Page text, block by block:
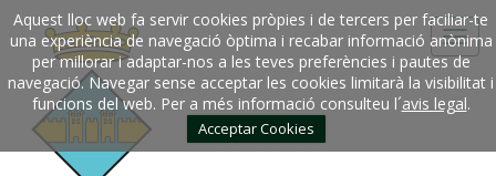
Aquest lloc web fa servir cookies pròpies i de tercers per faciliar-te
una experiència de navegació òptima i recabar informació anònima
per millorar i adaptar-nos a les teves preferències i pautes de
navegació. Navegar sense acceptar les cookies limitarà la visibilitat i
funcions del web. Per a més informació consulteu l´avis legal.
Acceptar Cookies